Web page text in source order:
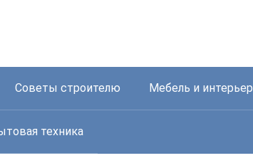
Советы строителю Мебель и интерьер
техника